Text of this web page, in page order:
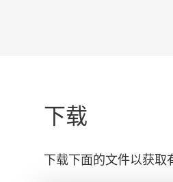
下载
下载下面的文件以获取